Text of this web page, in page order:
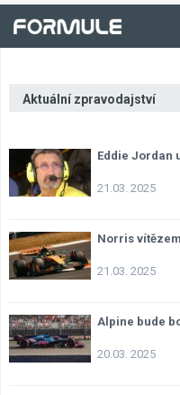
Aktuální zpravodajství
Eddie Jordan
21.03. 2025
Norris
21.03. 2025
Alpine bude
20.03. 2025